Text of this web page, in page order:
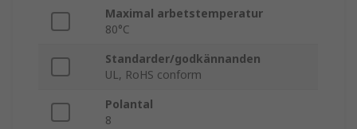
Maximal arbetstemperatur
80°C
Standarder/godkännanden
UL, RoHS conform
Polantal
8